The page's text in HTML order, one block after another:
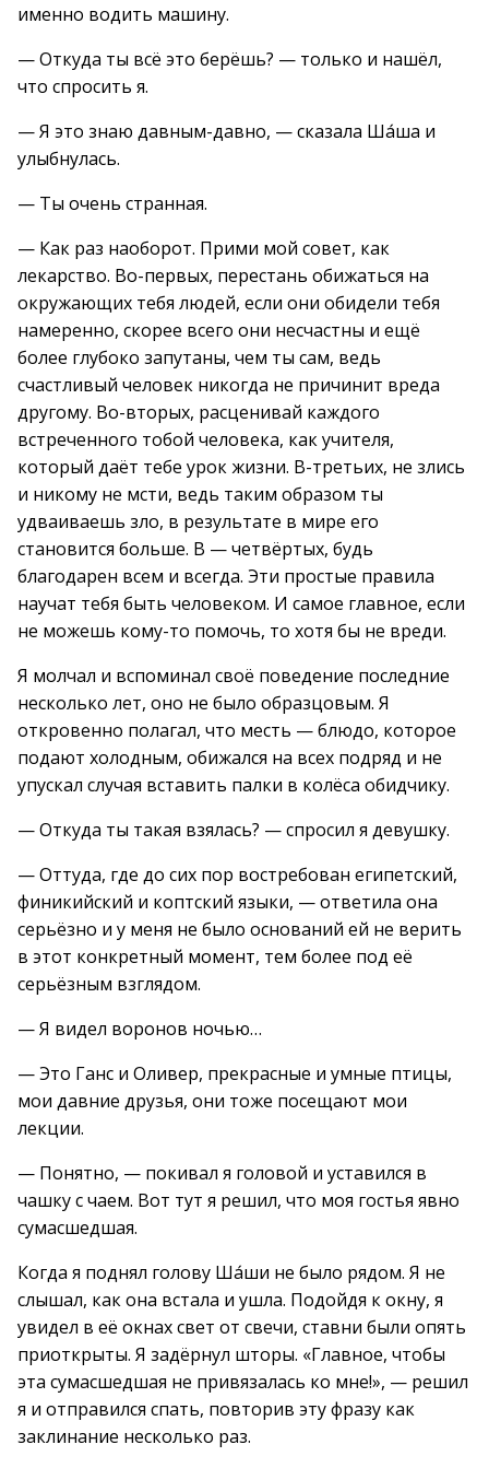
именно водить машину.
— Откуда ты всё это берёшь? — только и нашёл,
что спросить я.
— Я это знаю давным-давно, — сказала Ша́ша и
улыбнулась.
— Ты очень странная.
— Как раз наоборот. Прими мой совет, как
лекарство. Во-первых, перестань обижаться на
окружающих тебя людей, если они обидели тебя
намеренно, скорее всего они несчастны и ещё
более глубоко запутаны, чем ты сам, ведь
счастливый человек никогда не причинит вреда
другому. Во-вторых, расценивай каждого
встреченного тобой человека, как учителя,
который даёт тебе урок жизни. В-третьих, не злись
и никому не мсти, ведь таким образом ты
удваиваешь зло, в результате в мире его
становится больше. В — четвёртых, будь
благодарен всем и всегда. Эти простые правила
научат тебя быть человеком. И самое главное, если
не можешь кому-то помочь, то хотя бы не вреди.
Я молчал и вспоминал своё поведение последние
несколько лет, оно не было образцовым. Я
откровенно полагал, что месть — блюдо, которое
подают холодным, обижался на всех подряд и не
упускал случая вставить палки в колёса обидчику.
— Откуда ты такая взялась? — спросил я девушку.
— Оттуда, где до сих пор востребован египетский,
финикийский и коптский языки, — ответила она
серьёзно и у меня не было оснований ей не верить
в этот конкретный момент, тем более под её
серьёзным взглядом.
— Я видел воронов ночью…
— Это Ганс и Оливер, прекрасные и умные птицы,
мои давние друзья, они тоже посещают мои
лекции.
— Понятно, — покивал я головой и уставился в
чашку с чаем. Вот тут я решил, что моя гостья явно
сумасшедшая.
Когда я поднял голову Ша́ши не было рядом. Я не
слышал, как она встала и ушла. Подойдя к окну, я
увидел в её окнах свет от свечи, ставни были опять
приоткрыты. Я задёрнул шторы. «Главное, чтобы
эта сумасшедшая не привязалась ко мне!», — решил
я и отправился спать, повторив эту фразу как
заклинание несколько раз.